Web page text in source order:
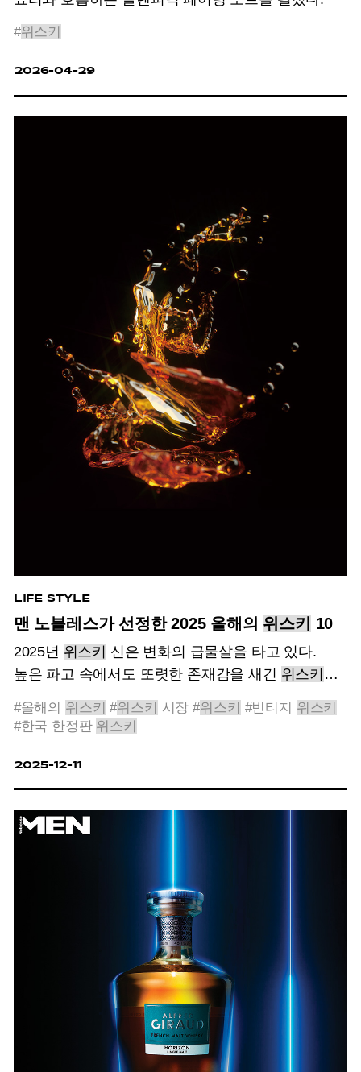
#위스키
2026-04-29
LIFE STYLE
맨 노블레스가 선정한 2025 올해의 위스키 10
2025년 위스키
신은 변화의 급물살을 타고 있다.
높은 파고 속에서도 또렷한 존재감을 새긴 위스키 와
그 흐름을 기록했다.
#올해의 위스키 #위스키 시장 #위스키 #빈티지 위스키
#한국 한정판 위스키
2025-12-11